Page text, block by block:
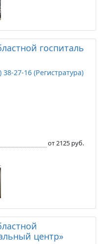
госпиталь
27-16 (Регистратура)
от 2125 руб.
центр»